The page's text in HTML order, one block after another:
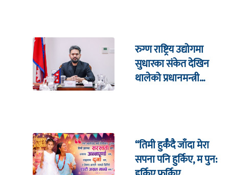
रुग्ण राष्ट्रिय उद्योगमा
सुधारका संकेत देखिन
थालेको प्रधानमन्त्री
“तिमी हुर्कँदै जाँदा मेरा
सपना पनि हुर्किए, म पुन: